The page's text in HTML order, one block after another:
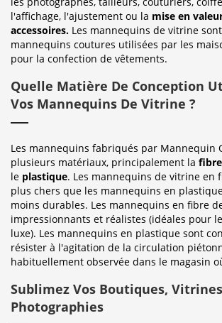
l'affichage, l'ajustement ou la mise en
accessoires. Les mannequins de vitrine
mannequins coutures utilisées par les
pour la confection de vêtements.
Quelle Matière De Conception
Vos Mannequins De Vitrine ?
Les mannequins fabriqués par Mannequin
plusieurs matériaux, principalement la
le plastique. Les mannequins de vitrine en
plus chers que les mannequins en
moins durables. Les mannequins en fibre
impressionnants et réalistes (idéales pour
luxe). Les mannequins en plastique sont
résister à l'agitation de la circulation
habituellement observée dans le magasin
Sublimez Vos Boutiques,
Photographies